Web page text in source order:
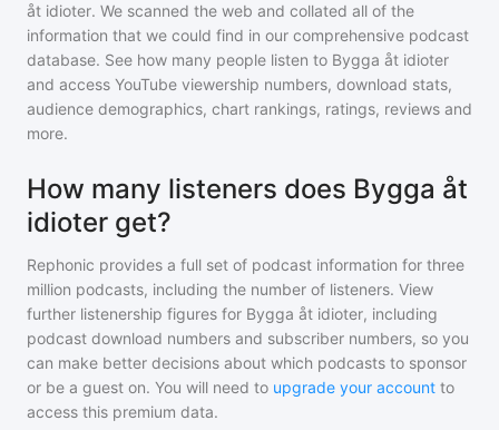
åt idioter. We scanned the web and collated all of the
information that we could find in our comprehensive podcast
database. See how many people listen to Bygga åt idioter
and access YouTube viewership numbers, download stats,
audience demographics, chart rankings, ratings, reviews and
more.
How many listeners does Bygga åt
idioter get?
Rephonic provides a full set of podcast information for three
million podcasts, including the number of listeners. View
further listenership figures for Bygga åt idioter, including
podcast download numbers and subscriber numbers, so you
can make better decisions about which podcasts to sponsor
or be a guest on. You will need to upgrade your account to
access this premium data.